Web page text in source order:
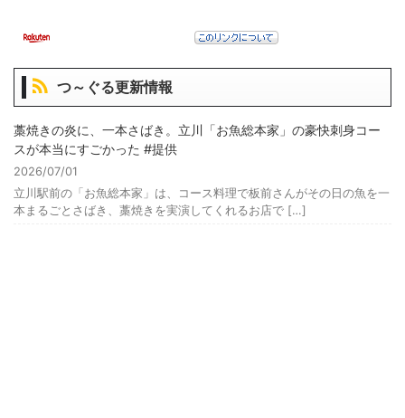
つ～ぐる更新情報
藁焼きの炎に、一本さばき。立川「お魚総本家」の豪快刺身コー
スが本当にすごかった #提供
2026/07/01
立川駅前の「お魚総本家」は、コース料理で板前さんがその日の魚を一
本まるごとさばき、藁焼きを実演してくれるお店で […]